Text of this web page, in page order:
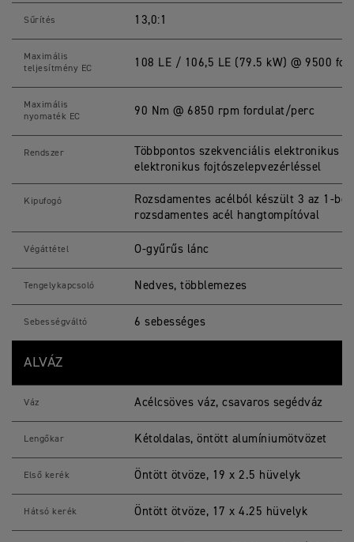
c
i
i
Sűrítés 13,0:1
Maximális
teljesítmény EC
108 LE / 106,5 LE (79.5 kW) @ 9500
Maximális
nyomaték EC
90 Nm @ 6850 rpm fordulat/perc
Rendszer
Többpontos szekvenciális elektronikus
elektronikus fojtószelepvezérléssel
Kipufogó
Rozsdamentes acélból készült 3 az 1-
rozsdamentes acél hangtompítóval
Végáttétel O-gyűrűs lánc
Tengelykapcsoló Nedves, többlemezes
Sebességváltó 6 sebességes
ALVÁZ
Váz Acélcsöves váz, csavaros segédváz
Lengőkar Kétoldalas, öntött alumíniumötvözet
Első kerék Öntött ötvöze, 19 x 2.5 hüvelyk
Hátsó kerék Öntött ötvöze, 17 x 4.25 hüvelyk